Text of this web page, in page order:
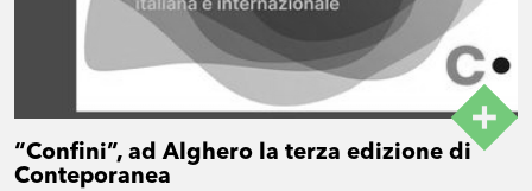
“Confini”, ad Alghero la terza edizione di
Conteporanea